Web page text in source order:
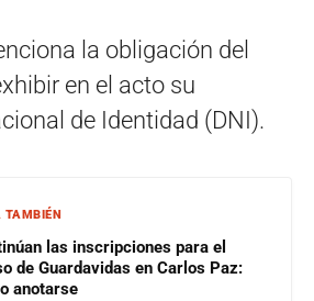
la obligación del
en el acto su
de Identidad (DNI).
TAMBIÉN
las inscripciones para el
de Guardavidas en Carlos Paz:
anotarse